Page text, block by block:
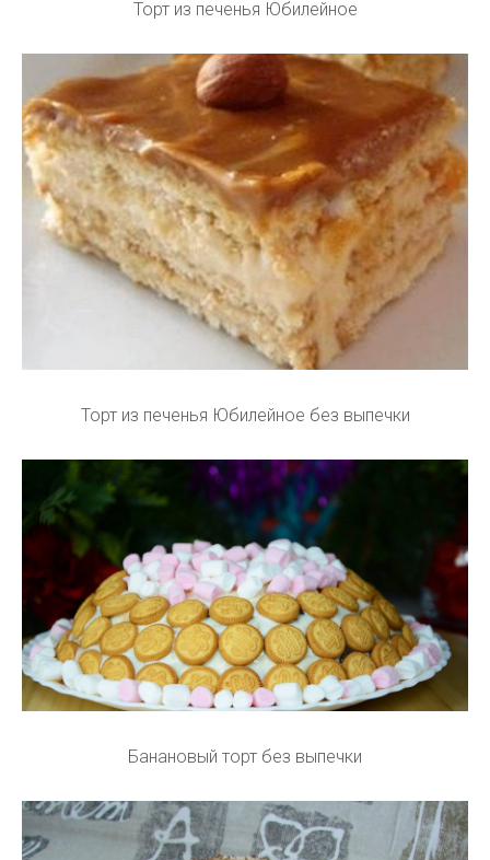
Торт из печенья Юбилейное
Торт из печенья Юбилейное без выпечки
Банановый торт без выпечки